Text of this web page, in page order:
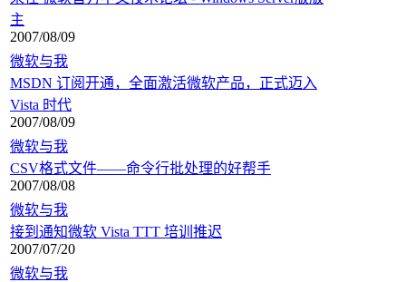
主
2007/08/09
微软与我
MSDN 订阅开通，全面激活微软产品，正式迈入
Vista 时代
2007/08/09
微软与我
CSV格式文件——命令行批处理的好帮手
2007/08/08
微软与我
接到通知微软 Vista TTT 培训推迟
2007/07/20
微软与我